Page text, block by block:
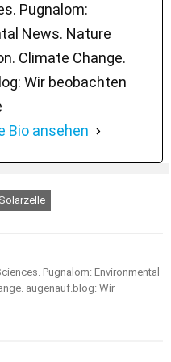
Pugnalom:
News. Nature
Climate Change.
Wir beobachten
Bio ansehen
Solarzelle
Pugnalom: Environmental
augenauf.blog: Wir